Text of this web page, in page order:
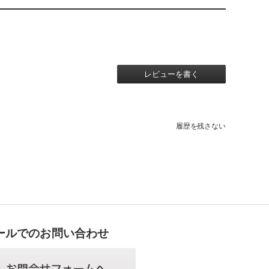
レビューを書く
履歴を残さない
ルでのお問い合わせ